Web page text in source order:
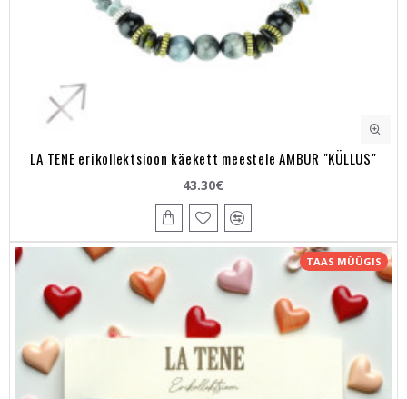
LA TENE erikollektsioon käekett meestele AMBUR "KÜLLUS"
43.30€
TAAS MÜÜGIS